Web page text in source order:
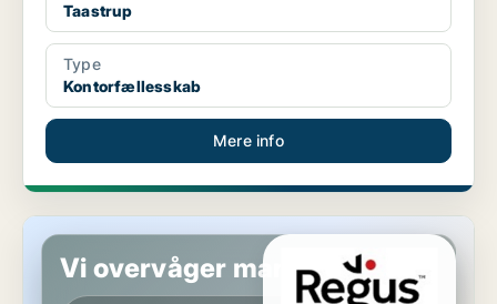
Taastrup
Type
Kontorfællesskab
Mere info
Kontor i Allerød
Vi overvåger markedet!